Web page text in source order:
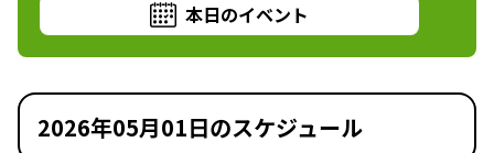
本日のイベント
2026年05月01日のスケジュール